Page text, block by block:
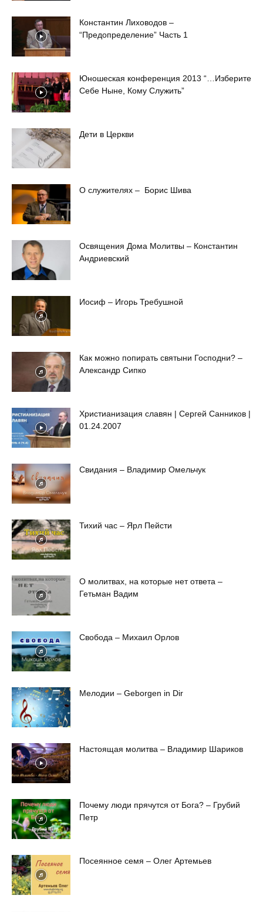
Константин Лиховодов –
“Предопределение” Часть 1
Юношеская конференция 2013 “…Изберите
Себе Ныне, Кому Служить”
Дети в Церкви
О служителях – Борис Шива
Освящения Дома Молитвы – Константин
Андриевский
Иосиф – Игорь Требушной
Как можно попирать святыни Господни? –
Александр Сипко
Христианизация славян | Сергей Санников |
01.24.2007
Свидания – Владимир Омельчук
Тихий час – Ярл Пейсти
О молитвах, на которые нет ответа –
Гетьман Вадим
Свобода – Михаил Орлов
Мелодии – Geborgen in Dir
Настоящая молитва – Владимир Шариков
Почему люди прячутся от Бога? – Грубий
Петр
Посеянное семя – Олег Артемьев